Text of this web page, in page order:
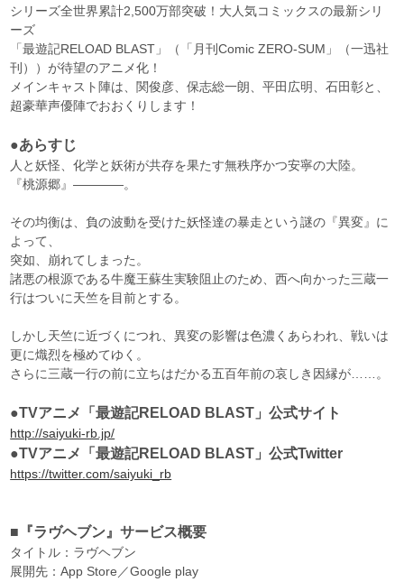
シリーズ全世界累計2,500万部突破！大人気コミックスの最新シリ
ーズ
「最遊記RELOAD BLAST」（「月刊Comic ZERO-SUM」（一迅社
刊））が待望のアニメ化！
メインキャスト陣は、関俊彦、保志総一朗、平田広明、石田彰と、
超豪華声優陣でおおくりします！
●あらすじ
人と妖怪、化学と妖術が共存を果たす無秩序かつ安寧の大陸。
『桃源郷』――――。
その均衡は、負の波動を受けた妖怪達の暴走という謎の『異変』に
よって、
突如、崩れてしまった。
諸悪の根源である牛魔王蘇生実験阻止のため、西へ向かった三蔵一
行はついに天竺を目前とする。
しかし天竺に近づくにつれ、異変の影響は色濃くあらわれ、戦いは
更に熾烈を極めてゆく。
さらに三蔵一行の前に立ちはだかる五百年前の哀しき因縁が……。
●TVアニメ「最遊記RELOAD BLAST」公式サイト
http://saiyuki-rb.jp/
●TVアニメ「最遊記RELOAD BLAST」公式Twitter
https://twitter.com/saiyuki_rb
■『ラヴヘブン』サービス概要
タイトル：ラヴヘブン
展開先：App Store／Google play